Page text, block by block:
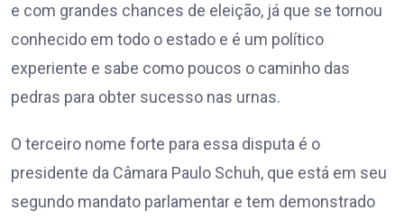
e com grandes chances de eleição, já que se tornou
conhecido em todo o estado e é um político
experiente e sabe como poucos o caminho das
pedras para obter sucesso nas urnas.
O terceiro nome forte para essa disputa é o
presidente da Câmara Paulo Schuh, que está em seu
segundo mandato parlamentar e tem demonstrado